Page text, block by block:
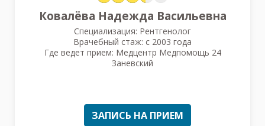
Ковалёва Надежда Васильевна
Специализация: Рентгенолог
Врачебный стаж: с 2003 года
Где ведет прием: Медцентр Медпомощь 24
Заневский
ЗАПИСЬ НА ПРИЕМ